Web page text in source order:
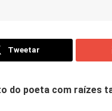
Tweetar
do poeta com raízes